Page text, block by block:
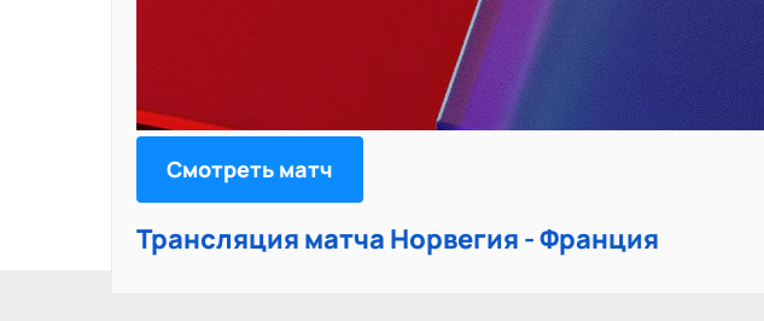
Смотреть матч
Трансляция матча Норвегия - Франция